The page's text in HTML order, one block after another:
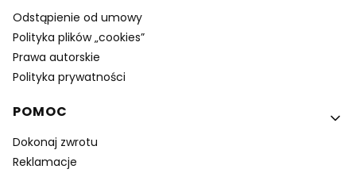
Odstąpienie od umowy
Polityka plików „cookies”
Prawa autorskie
Polityka prywatności
POMOC
Dokonaj zwrotu
Reklamacje